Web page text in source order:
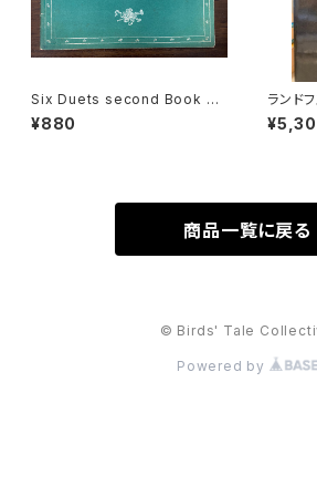
Six Duets second Book 4=
6 for two Alto Recorders
【著者：Georg Philipp Telem
¥880
ランド
ニーズ
元子・
商品一覧に戻る
© Birds' Tale
Powered by